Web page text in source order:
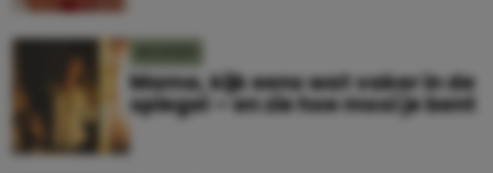
Mama, kijk eens wat vaker in de
spiegel – en zie hoe mooi je bent